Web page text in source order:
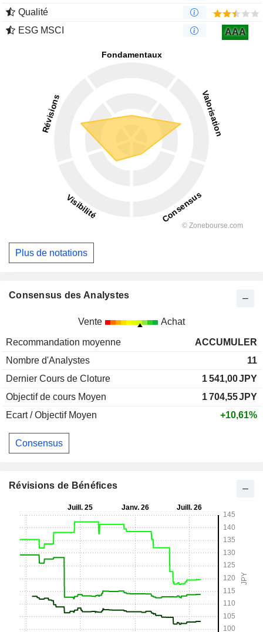
Qualité
ESG MSCI
AAA
Plus de notations
Consensus des Analystes
Vente Achat
Recommandation moyenne
ACCUMULER
Nombre d'Analystes
11
Dernier Cours de Cloture
1 541,00JPY
Objectif de cours Moyen
1 704,55JPY
Ecart / Objectif Moyen
+10,61%
Consensus
Révisions de Bénéfices